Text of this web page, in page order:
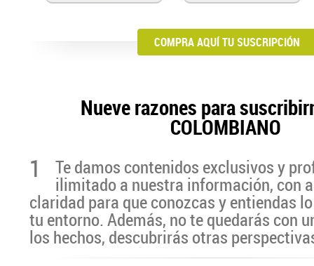
COMPRA AQUÍ TU SUSCRIPCIÓN
Nueve razones para
COLOMBIANO
1 Te damos contenidos exclusivos y
ilimitado a nuestra información, con
claridad para que conozcas y entiendas
tu entorno. Además, no te quedarás con
los hechos, descubrirás otras